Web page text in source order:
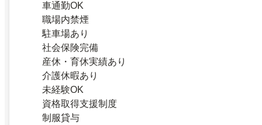
車通勤OK
職場内禁煙
駐車場あり
社会保険完備
産休・育休実績あり
介護休暇あり
未経験OK
資格取得支援制度
制服貸与